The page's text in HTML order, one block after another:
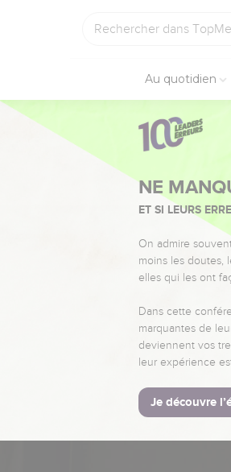
Au quotidien
NE
ET SI LEURS
On admire
moins les doutes,
elles qui les ont
Dans cette
marquantes de
deviennent vos
leur expérience
Je découvre